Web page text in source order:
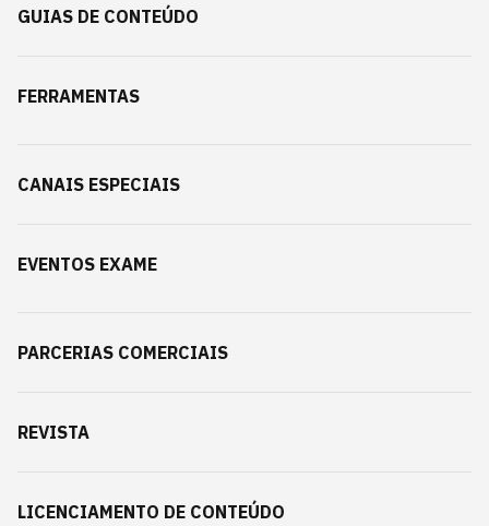
GUIAS DE CONTEÚDO
FERRAMENTAS
CANAIS ESPECIAIS
EVENTOS EXAME
PARCERIAS COMERCIAIS
REVISTA
LICENCIAMENTO DE CONTEÚDO